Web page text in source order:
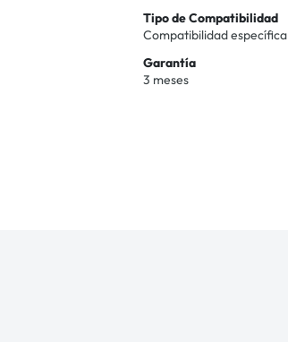
Tipo de Compatibilidad
Compatibilidad específica
Garantía
3 meses